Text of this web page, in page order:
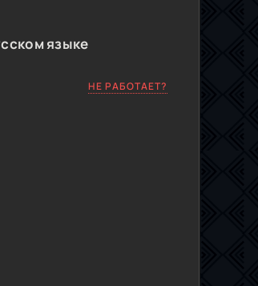
языке
НЕ РАБОТАЕТ?